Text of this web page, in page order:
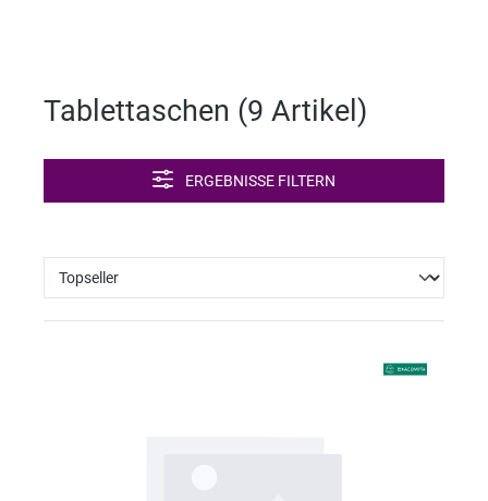
Tablettaschen (9 Artikel )
ERGEBNISSE FILTERN